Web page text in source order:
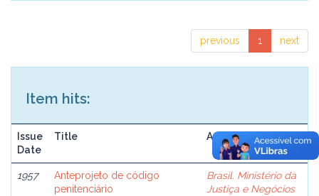
previous 1 next
Item hits:
Issue
Date
Title Author(s)
1957
Anteprojeto de código
penitenciário
Brasil. Ministério da
Justiça e Negócios